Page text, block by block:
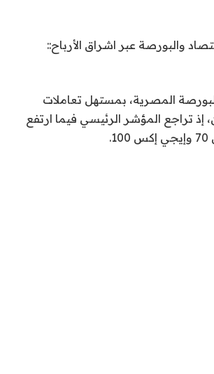
والبورصة عبر اشراق الأرباح::
المصرية، بمستهل تعاملات
إذ تراجع المؤشر الرئيسي فيما ارتفع